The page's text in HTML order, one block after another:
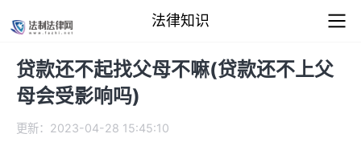
法律知识
贷款还不起找父母不嘛(贷款还不上父
母会受影响吗)
更新：2023-04-28 15:45:10